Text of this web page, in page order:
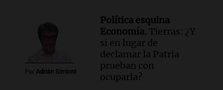
Rafaela impulsa un registro de
comedores y merenderos comunitarios
para mejorar la asistencia alimentaria
Episodios
Por Adrián Simioni
Política esquina
Economía. Tierras: ¿Y
si en lugar de
declamar la Patria
prueban con
ocuparla?